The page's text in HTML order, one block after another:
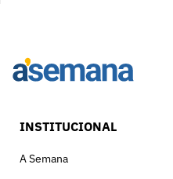
INSTITUCIONAL
A Semana